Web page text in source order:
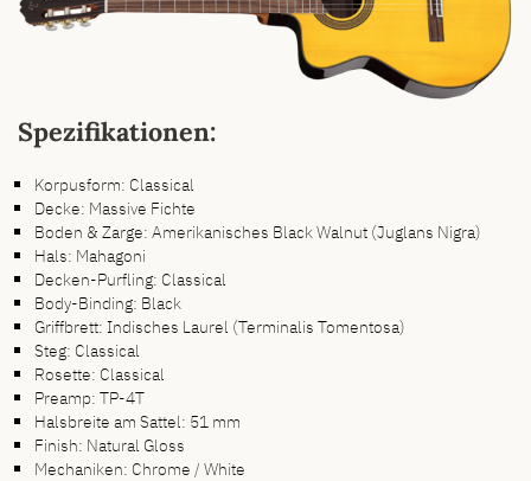
Spezifikationen:
Korpusform: Classical
Decke: Massive Fichte
Boden & Zarge: Amerikanisches Black Walnut (Juglans Nigra)
Hals: Mahagoni
Decken-Purfling: Classical
Body-Binding: Black
Griffbrett: Indisches Laurel (Terminalis Tomentosa)
Steg: Classical
Rosette: Classical
Preamp: TP-4T
Halsbreite am Sattel: 51 mm
Finish: Natural Gloss
Mechaniken: Chrome / White